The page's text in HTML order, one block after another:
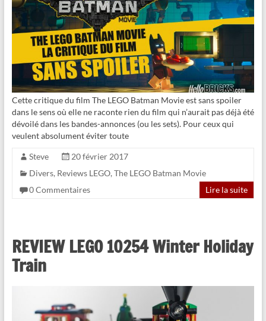
Cette critique du film The LEGO Batman Movie est sans spoiler
dans le sens où elle ne raconte rien du film qui n’aurait pas déjà été
dévoilé dans les bandes-annonces (ou les sets). Pour ceux qui
veulent absolument éviter toute
Steve
20 février 2017
Divers, Reviews LEGO, The LEGO Batman Movie
0 Commentaires
Lire la suite
REVIEW LEGO 10254 Winter Holiday
Train